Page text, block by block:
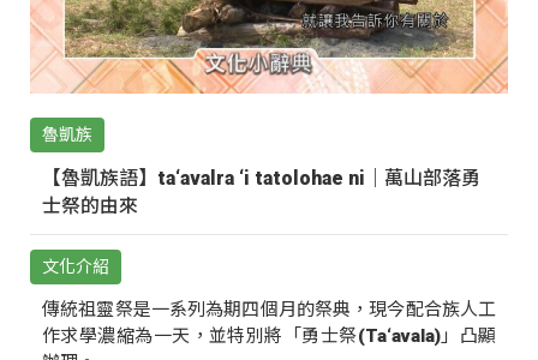
魯凱族
【魯凱族語】ta‘avalra ‘i tatolohae ni｜萬山部落勇
士祭的由來
文化介紹
傳統祖靈祭是一系列為期四個月的祭典，現今配合族人工
作求學濃縮為一天，並特別將「勇士祭(Ta‘avala)」凸顯